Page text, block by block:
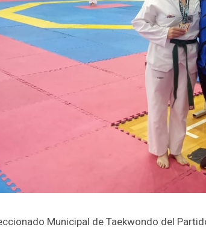
Municipal de Taekwondo del